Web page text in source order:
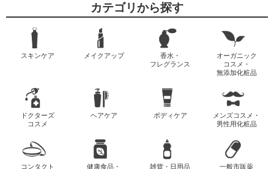
カテゴリから探す
スキンケア メイクアップ
香水・
フレグランス
オーガニック
コスメ・
無添加化粧品
ドクターズ
コスメ
ヘアケア ボディケア
メンズコスメ・
男性用化粧品
コンタクト 健康食品・ 雑貨・日用品 一般市販薬